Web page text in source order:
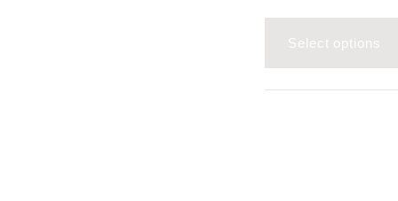
Select options